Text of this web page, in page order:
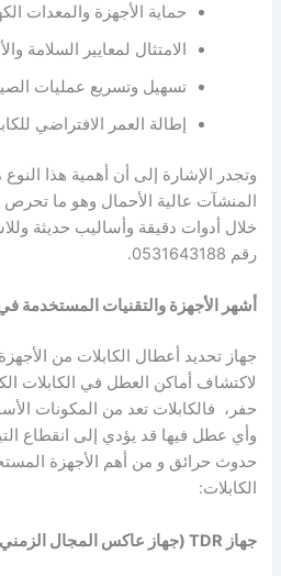
حماية الأجهزة والمعدات
الامتثال لمعايير السلامة
تسهيل وتسريع عمليات
إطالة العمر الافتراضي
وتجدر الإشارة إلى أن أهمية هذا
المنشآت عالية الأحمال وهو ما
خلال أدوات دقيقة وأساليب حديثة
رقم 0531643188.
أشهر الأجهزة والتقنيات المستخدمة
جهاز تحديد أعطال الكابلات من
لاكتشاف أماكن العطل في الكابلات
حفر، فالكابلات تعد من المكونات
وأي عطل فيها قد يؤدي إلى انقطاع
حدوث حرائق و من أهم الأجهزة
الكابلات:
جهاز TDR (جهاز عاكس المجال الزمني)